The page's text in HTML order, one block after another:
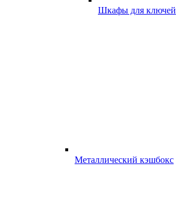
Шкафы для ключей
Металлический кэшбокс